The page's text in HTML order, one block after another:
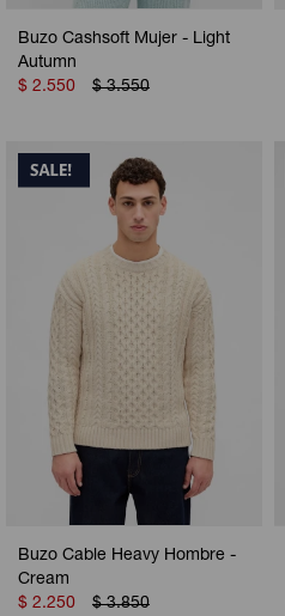
Buzo Cashsoft Mujer - Light
Autumn
$ 2.550 $ 3.550
Buzo Cable Heavy Hombre -
Cream
$ 2.250 $ 3.850